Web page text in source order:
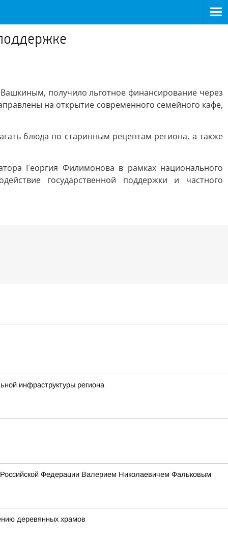
получило льготное финансирование через
на открытие современного семейного кафе,
блюда по старинным рецептам региона, а также
Георгия Филимонова в рамках национального
государственной поддержки и частного
инфраструктуры региона
Федерации Валерием Николаевичем Фальковым
деревянных храмов